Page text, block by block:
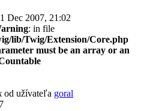
Dec 2007, 21:02
: in file
lib/Twig/Extension/Core.php
must be an array or an
od užívateľa goral